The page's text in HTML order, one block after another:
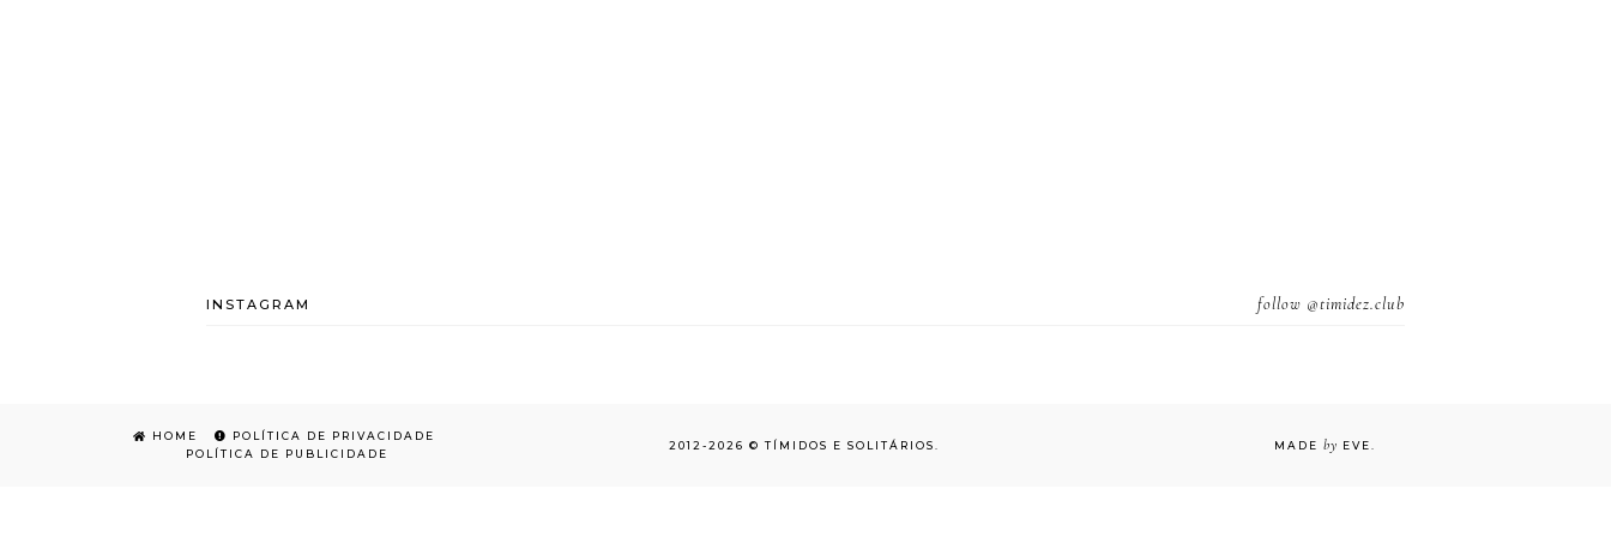
INSTAGRAM follow @timidez.club
HOME
POLÍTICA DE PRIVACIDADE
POLÍTICA DE PUBLICIDADE
2012-2026 © TÍMIDOS E SOLITÁRIOS MADE by EVE